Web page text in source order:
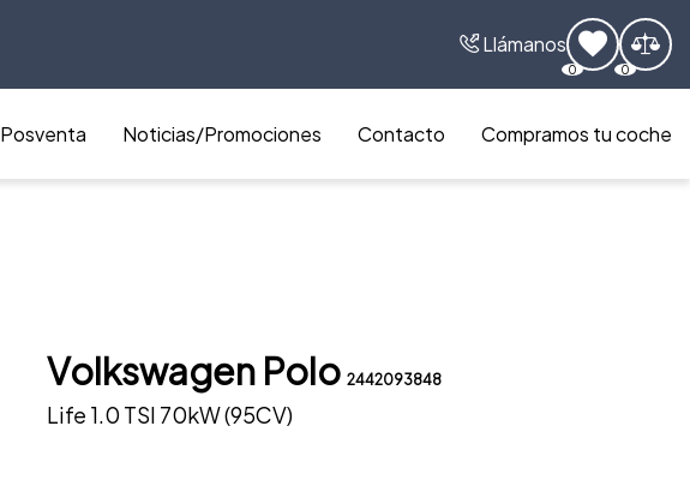
Llámanos
0 0
Posventa Noticias/Promociones Contacto Compramos tu coche
Volkswagen Polo 2442093848
Life 1.0 TSI 70kW (95CV)